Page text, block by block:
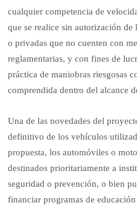
cualquier competencia de
que se realice sin autorización
o privadas que no cuenten con
reglamentarias, y con fines de
práctica de maniobras riesgosas
comprendida dentro del alcance
Una de las novedades del
definitivo de los vehículos
propuesta, los automóviles o
destinados prioritariamente a
seguridad o prevención, o bien
financiar programas de